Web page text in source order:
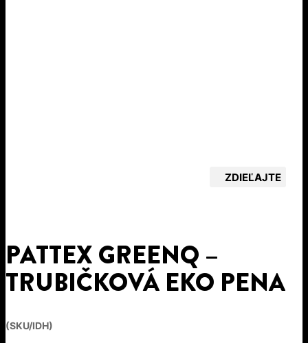
ZDIEĽAJTE
PATTEX GREENQ –
TRUBIČKOVÁ EKO PENA
(SKU/IDH)